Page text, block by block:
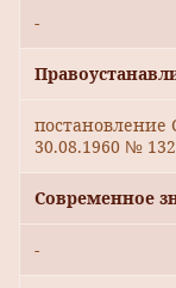
-
постановление
30.08.1960 №
Современное
-